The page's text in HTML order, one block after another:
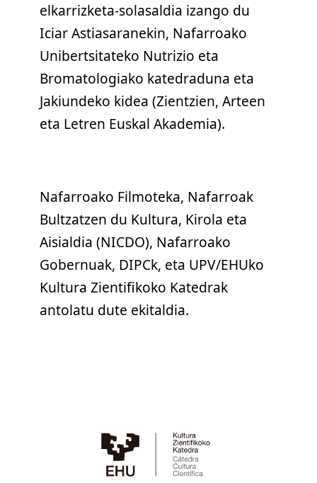
elkarrizketa-solasaldia izango du
Iciar Astiasaranekin, Nafarroako
Unibertsitateko Nutrizio eta
Bromatologiako katedraduna eta
Jakiundeko kidea (Zientzien, Arteen
eta Letren Euskal Akademia).
Nafarroako Filmoteka, Nafarroak
Bultzatzen du Kultura, Kirola eta
Aisialdia (NICDO), Nafarroako
Gobernuak, DIPCk, eta UPV/EHUko
Kultura Zientifikoko Katedrak
antolatu dute ekitaldia.